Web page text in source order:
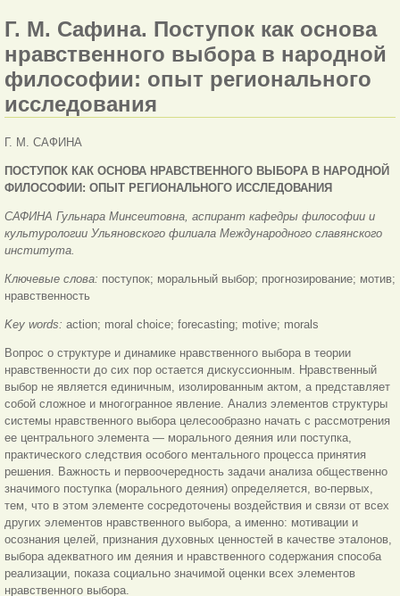
Г. М. Сафина. Поступок как основа
нравственного выбора в народной
философии: опыт регионального
исследования
Г. М. САФИНА
ПОСТУПОК КАК ОСНОВА НРАВСТВЕННОГО ВЫБОРА В НАРОДНОЙ
ФИЛОСОФИИ: ОПЫТ РЕГИОНАЛЬНОГО ИССЛЕДОВАНИЯ
САФИНА Гульнара Минсеитовна, аспирант кафедры философии и
культурологии Ульяновского филиала Международного славянского
института.
Ключевые слова: поступок; моральный выбор; прогнозирование; мотив;
нравственность
Key words: action; moral choice; forecasting; motive; morals
Вопрос о структуре и динамике нравственного выбора в теории
нравственности до сих пор остается дискуссионным. Нравственный
выбор не является единичным, изолированным актом, а представляет
собой сложное и многогранное явление. Анализ элементов структуры
системы нравственного выбора целесообразно начать с рассмотрения
ее центрального элемента — морального деяния или поступка,
практического следствия особого ментального процесса принятия
решения. Важность и первоочередность задачи анализа общественно
значимого поступка (морального деяния) определяется, во-первых,
тем, что в этом элементе сосредоточены воздействия и связи от всех
других элементов нравственного выбора, а именно: мотивации и
осознания целей, признания духовных ценностей в качестве эталонов,
выбора адекватного им деяния и нравственного содержания способа
реализации, показа социально значимой оценки всех элементов
нравственного выбора.